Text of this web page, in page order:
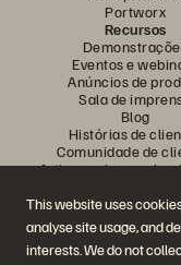
This website uses
analyse site usage, and
interests. We do not
Portworx
Recursos
Eventos e
Anúncios de
Sala de
Blog
Histórias de
Comunidade de
Artigos sobre
Siga